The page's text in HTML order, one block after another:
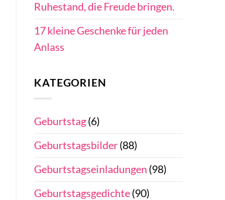
Ruhestand, die Freude bringen.
17 kleine Geschenke für jeden
Anlass
KATEGORIEN
Geburtstag(6)
Geburtstagsbilder(88)
Geburtstagseinladungen (98)
Geburtstagsgedichte(90)